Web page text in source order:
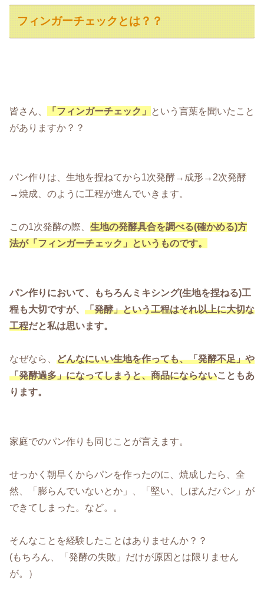
フィンガーチェックとは？？
皆さん、 「フィンガーチェック」
という言葉を聞いたこと
がありますか？？
パン作りは、生地を捏ねてから1次発酵→成形→2次発酵
→焼成、のように工程が進んでいきます。
この1次発酵の際、 生地の発酵具合を調べる(確かめる)方
法が「フィンガーチェック」というものです。
パン作りにおいて、もちろんミキシング(生地を捏ねる)工
程も大切ですが、 「発酵」という工程はそれ以上に大切な
工程だと私は思います。
なぜなら、 どんなにいい生地を作っても、「発酵不足」や
「発酵過多」になってしまうと、商品にならないこともあ
ります。
家庭でのパン作りも同じことが言えます。
せっかく朝早くからパンを作ったのに、焼成したら、全
然、「膨らんでいないとか」、「堅い、しぼんだパン」が
できてしまった。など。。
そんなことを経験したことはありませんか？？
(もちろん、「発酵の失敗」だけが原因とは限りません
が。）